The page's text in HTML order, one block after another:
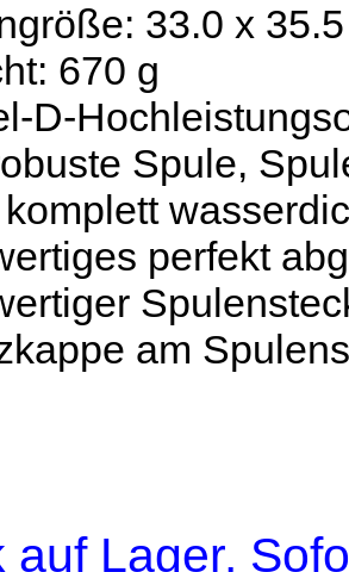
33.0 x
670 g
D-
Spule,
perfekt
am
auf Lager.